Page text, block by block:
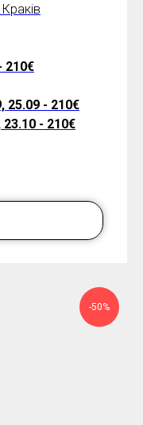
210€
25.09 - 210€
- 210€
-50%